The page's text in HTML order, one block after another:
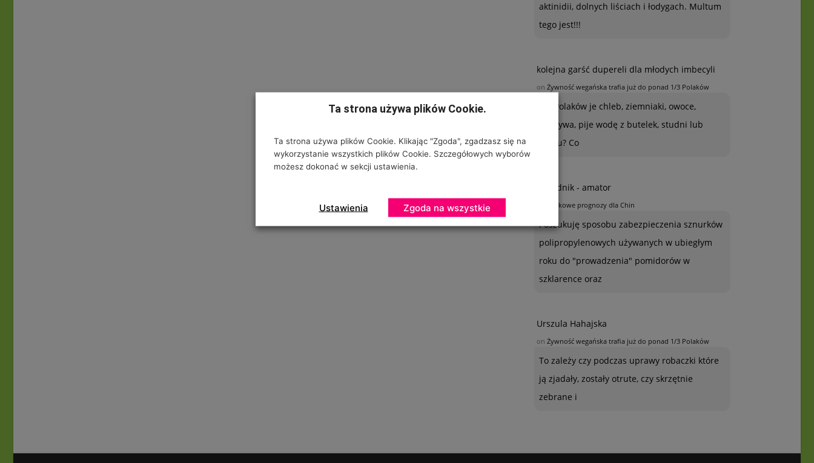
aktinidii, dolnych liściach i łodygach. Multum
tego jest!!!
kolejna garść dupereli dla młodych imbecyli
on Żywność wegańska trafia już do ponad 1/3 Polaków
1/3 Polaków je chleb, ziemniaki, owoce,
warzywa, pije wodę z butelek, studni lub
kranu? Co
Ogrodnik - amator
Jabłkowe prognozy dla Chin
Poszukuję sposobu zabezpieczenia sznurków
polipropylenowych używanych w ubiegłym
roku do "prowadzenia" pomidorów w
szklarence oraz
Urszula Hahajska
on Żywność wegańska trafia już do ponad 1/3 Polaków
To zależy czy podczas uprawy robaczki które
ją zjadały, zostały otrute, czy skrzętnie
zebrane i
Ta strona używa plików Cookie.
Ta strona używa plików Cookie. Klikając "Zgoda", zgadzasz się na
wykorzystanie wszystkich plików Cookie. Szczegółowych wyborów
możesz dokonać w sekcji ustawienia.
Ustawienia Zgoda na wszystkie